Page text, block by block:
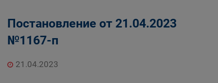
Постановление от 21.04.2023
№1167-п
21.04.2023